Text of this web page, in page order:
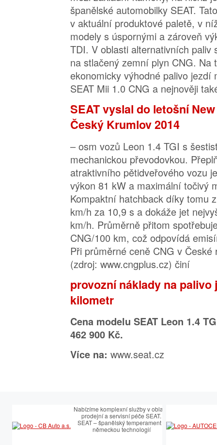
španělské automobilky SEAT.
v aktuální produktové paletě, v
modely s úspornými a zároveň
TDI. V oblasti alternativních paliv
na stlačený zemní plyn CNG. Na
ekonomicky výhodné palivo jezdí
SEAT Mii 1.0 CNG a nejnověji
SEAT vyslal do letošní
Český Krumlov 2014
– osm vozů Leon 1.4 TGI s
mechanickou převodovkou.
atraktivního pětidveřového vozu
výkon 81 kW a maximální točivý
Kompaktní hatchback díky tomu
km/h za 10,9 s a dokáže jet
km/h. Průměrně přitom
CNG/100 km, což odpovídá
Při průměrné ceně CNG v České
(zdroj: www.cngplus.cz) činí
provozní náklady na palivo
kilometr
Cena modelu SEAT Leon 1.4
462 900 Kč.
Více na: www.seat.cz
Nabízíme komplexní služby v oblasti
prodejní a servisní péče SEAT.
SEAT – španělský temperament s
německou technologií